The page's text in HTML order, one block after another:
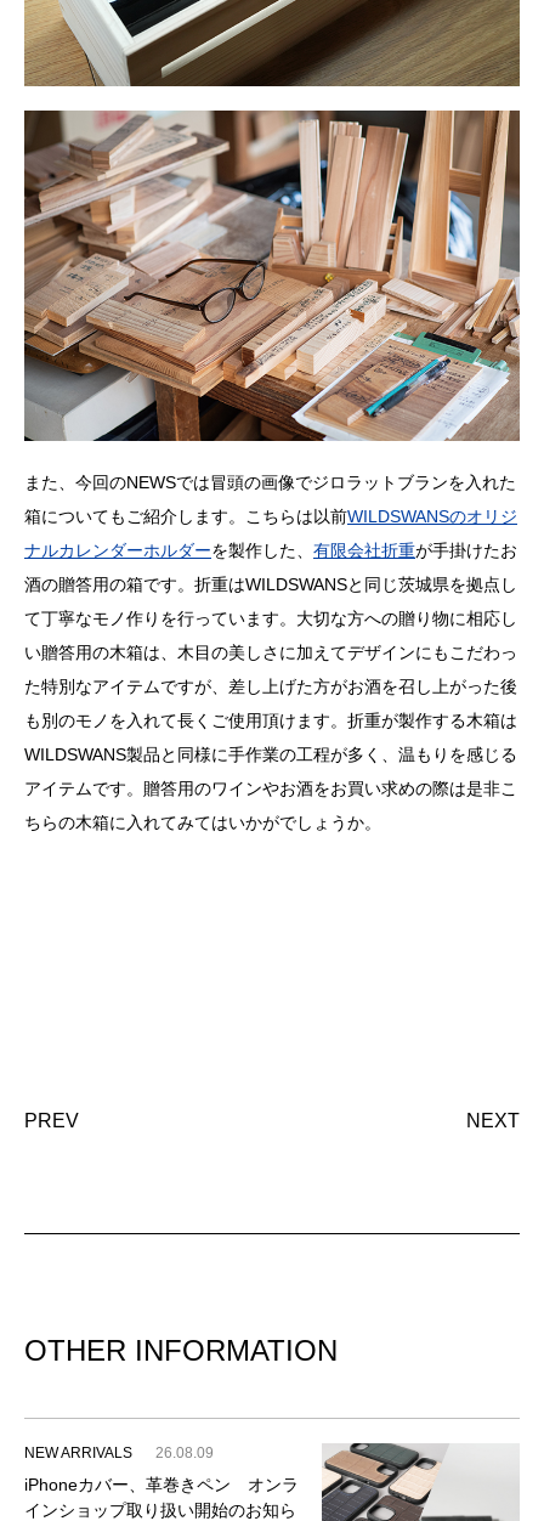
また、今回のNEWSでは冒頭の画像でジロラットブランを入れた
箱についてもご紹介します。こちらは以前WILDSWANSのオリジ
ナルカレンダーホルダーを製作した、 有限会社折重が手掛けたお
酒の贈答用の箱です。折重はWILDSWANSと同じ茨城県を拠点し
て丁寧なモノ作りを行っています。大切な方への贈り物に相応し
い贈答用の木箱は、木目の美しさに加えてデザインにもこだわっ
た特別なアイテムですが、差し上げた方がお酒を召し上がった後
も別のモノを入れて長くご使用頂けます。折重が製作する木箱は
WILDSWANS製品と同様に手作業の工程が多く、温もりを感じる
アイテムです。贈答用のワインやお酒をお買い求めの際は是非こ
ちらの木箱に入れてみてはいかがでしょうか。
PREV NEXT
OTHER INFORMATION
NEW ARRIVALS 26.08.09
iPhoneカバー、革巻きペン オンラ
インショップ取り扱い開始のお知ら